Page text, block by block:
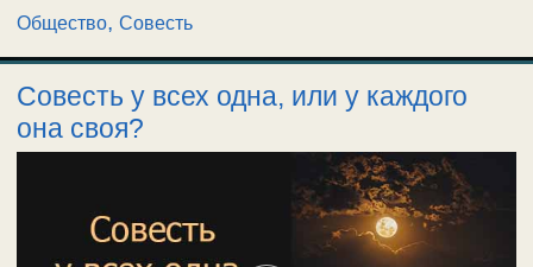
Общество, Совесть
Совесть у всех одна, или у каждого
она своя?